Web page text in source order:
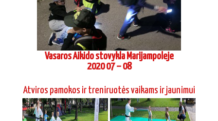
Vasaros Aikido stovykla Marijampoleje
2020 07 – 08
Atviros pamokos ir treniruotės vaikams ir jaunimui